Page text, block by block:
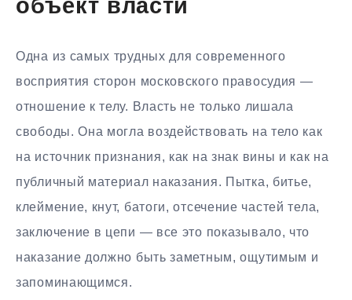
объект власти
Одна из самых трудных для современного
восприятия сторон московского правосудия —
отношение к телу. Власть не только лишала
свободы. Она могла воздействовать на тело как
на источник признания, как на знак вины и как на
публичный материал наказания. Пытка, битье,
клеймение, кнут, батоги, отсечение частей тела,
заключение в цепи — все это показывало, что
наказание должно быть заметным, ощутимым и
запоминающимся.